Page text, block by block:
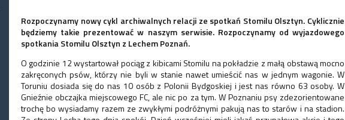
Rozpoczynamy nowy cykl archiwalnych relacji ze spotkań Stomilu Olsztyn. Cyklicznie
będziemy takie prezentować w naszym serwisie. Rozpoczynamy od wyjazdowego
spotkania Stomilu Olsztyn z Lechem Poznań.
O godzinie 12 wystartował pociąg z kibicami Stomilu na pokładzie z małą obstawą mocno
zakręconych psów, którzy nie byli w stanie nawet umieścić nas w jednym wagonie. W
Toruniu dosiada się do nas 10 osób z Polonii Bydgoskiej i jest nas równo 63 osoby. W
Gnieźnie obczajka miejscowego FC, ale nic po za tym. W Poznaniu psy zdezorientowane
trochę bo wysiadamy razem ze zwykłymi podróżnymi pakują nas to starów i na stadion.